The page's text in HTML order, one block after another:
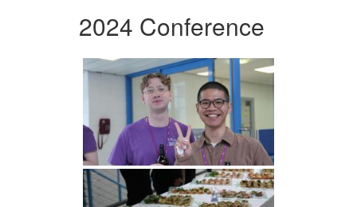
2024 Conference